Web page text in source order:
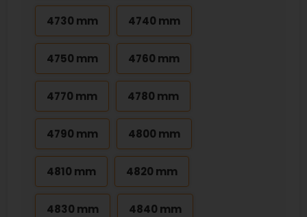
4730 mm 4740 mm
4750 mm 4760 mm
4770 mm 4780 mm
4790 mm 4800 mm
4810 mm 4820 mm
4830 mm 4840 mm